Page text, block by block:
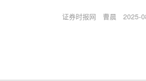
证券时报网 曹晨 2025-